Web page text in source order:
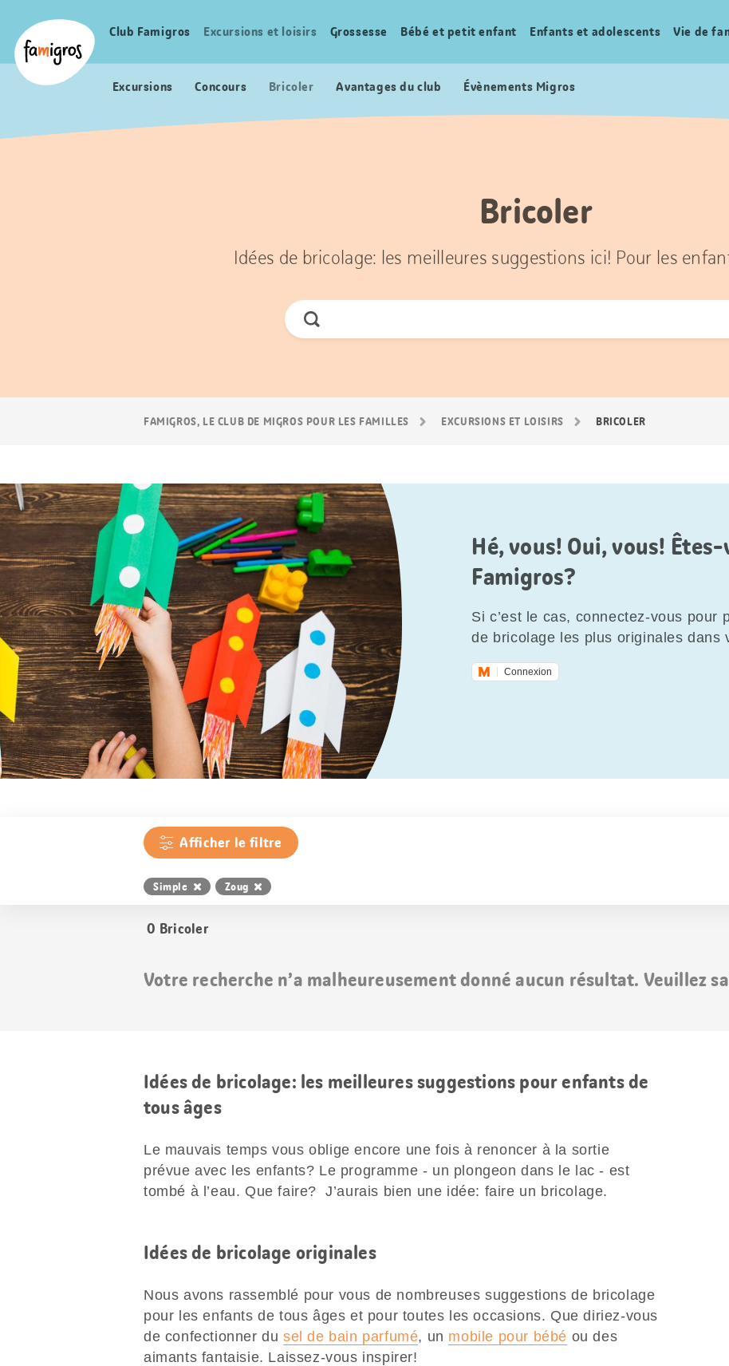
navigation
Logo
Navigation
Club Famigros Excursions et loisirs Grossesse Bébé et petit enfant Enfants et adolescents Vie de
Excursions Concours Bricoler Avantages du club Évènements Migros
Bricoler
Idées de bricolage: les meilleures suggestions ici! Pour les
Chercher
FAMIGROS, LE CLUB DE MIGROS POUR LES FAMILLES EXCURSIONS ET LOISIRS BRICOLER
Hé, vous! Oui, vous!
Famigros?
Si c’est le cas, connectez-vous pour
de bricolage les plus originales dans
Connexion
Afficher le filtre
Simple Zoug
0 Bricoler
Votre recherche n’a malheureusement donné aucun résultat. Veuillez
Idées de bricolage: les meilleures suggestions pour enfants de
tous âges
Le mauvais temps vous oblige encore une fois à renoncer à la sortie
prévue avec les enfants? Le programme - un plongeon dans le lac - est
tombé à l’eau. Que faire? J’aurais bien une idée: faire un bricolage.
Idées de bricolage originales
Nous avons rassemblé pour vous de nombreuses suggestions de bricolage
pour les enfants de tous âges et pour toutes les occasions. Que diriez-vous
de confectionner dusel de bain parfumé, un mobile pour bébé ou des
aimants fantaisie. Laissez-vous inspirer!